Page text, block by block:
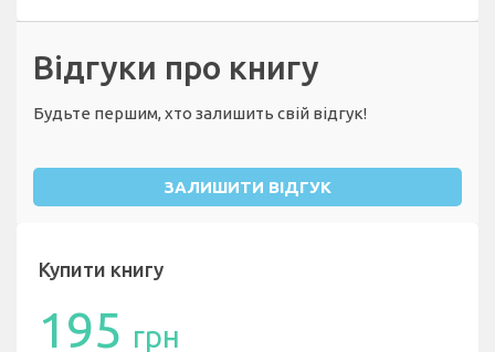
Відгуки про книгу
Будьте першим, хто залишить свій відгук!
ЗАЛИШИТИ ВІДГУК
Купити книгу
195 грн